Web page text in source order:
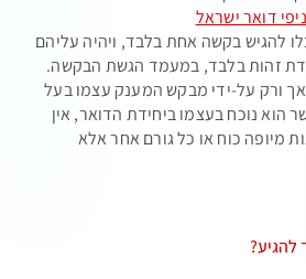
דואר ישראל
להגיש בקשה אחת בלבד, ויהיה עליהם
זהות בלבד, במעמד הגשת הבקשה.
ורק על-ידי מבקש המענק עצמו בעל
הוא נוכח בעצמו ביחידת הדואר, אין
מיופה כוח או כל גורם אחר אלא
להגיע?